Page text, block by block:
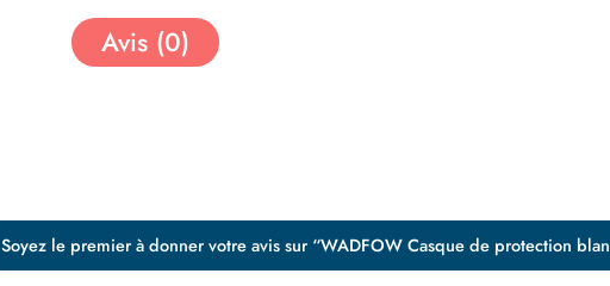
Avis (0)
Soyez le premier à donner votre avis sur “WADFOW Casque de protection